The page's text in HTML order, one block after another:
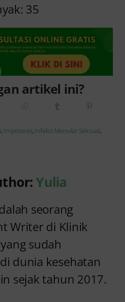
35
artikel ini?
, Impotensi, Infeksi Menular Seksual,
Yulia
seorang
Writer di Klinik
sudah
dunia kesehatan
sejak tahun 2017.